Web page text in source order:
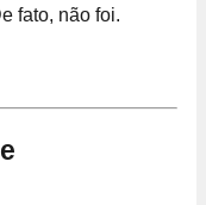
fato, não foi.